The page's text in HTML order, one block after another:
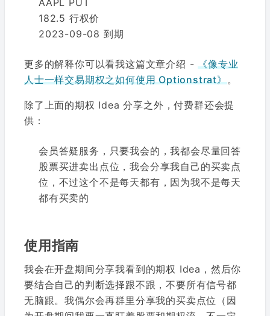
AAPL PUT
182.5 行权价
2023-09-08 到期
更多的解释你可以看我这篇文章介绍 -《像专业
人士一样交易期权之如何使用 Optionstrat》。
除了上面的期权 Idea 分享之外，付费群还会提
供：
会员答疑服务，只要我会的，我都会尽量回答
股票买进卖出点位，我会分享我自己的买卖点
位，不过这个不是每天都有，因为我不是每天
都有买卖的
使用指南
我会在开盘期间分享我看到的期权 Idea，然后你
要结合自己的判断选择跟不跟，不要所有信号都
无脑跟。我偶尔会再群里分享我的买卖点位（因